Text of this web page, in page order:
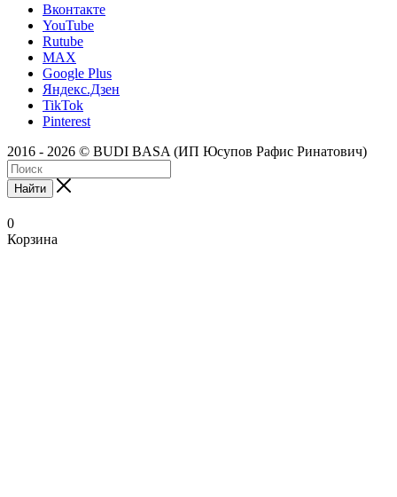
Вконтакте
YouTube
Rutube
MAX
Google Plus
Яндекс.Дзен
TikTok
Pinterest
2016 - 2026 © BUDI BASA (ИП Юсупов Рафис Ринатович)
Найти
0
Корзина